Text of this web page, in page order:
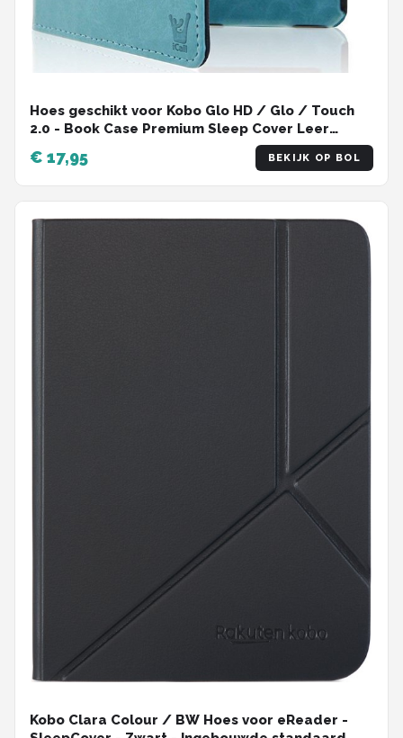
Hoes geschikt voor Kobo Glo HD / Glo / Touch
2.0 - Book Case Premium Sleep Cover Leer
Hoesje met Auto/Wake Functie - Blauw
€ 17,95 BEKIJK OP BOL
Kobo Clara Colour / BW Hoes voor eReader -